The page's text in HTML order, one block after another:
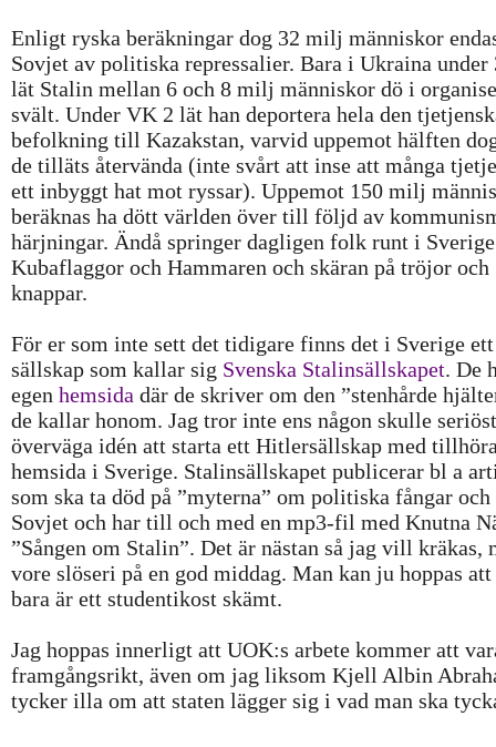
Enligt ryska beräkningar dog 32 milj människor
Sovjet av politiska repressalier. Bara i Ukraina under
lät Stalin mellan 6 och 8 milj människor dö i
svält. Under VK 2 lät han deportera hela den
befolkning till Kazakstan, varvid uppemot hälften
de tilläts återvända (inte svårt att inse att många
ett inbyggt hat mot ryssar). Uppemot 150 milj
beräknas ha dött världen över till följd av
härjningar. Ändå springer dagligen folk runt i
Kubaflaggor och Hammaren och skäran på tröjor och
knappar.
För er som inte sett det tidigare finns det i Sverige ett
sällskap som kallar sig Svenska Stalinsällskapet. De
egen hemsida där de skriver om den ”stenhårde
de kallar honom. Jag tror inte ens någon skulle seriöst
överväga idén att starta ett Hitlersällskap med
hemsida i Sverige. Stalinsällskapet publicerar bl a
som ska ta död på ”myterna” om politiska fångar
Sovjet och har till och med en mp3-fil med Knutna
”Sången om Stalin”. Det är nästan så jag vill kräkas,
vore slöseri på en god middag. Man kan ju hoppas
bara är ett studentikost skämt.
Jag hoppas innerligt att UOK:s arbete kommer att
framgångsrikt, även om jag liksom Kjell Albin
tycker illa om att staten lägger sig i vad man ska